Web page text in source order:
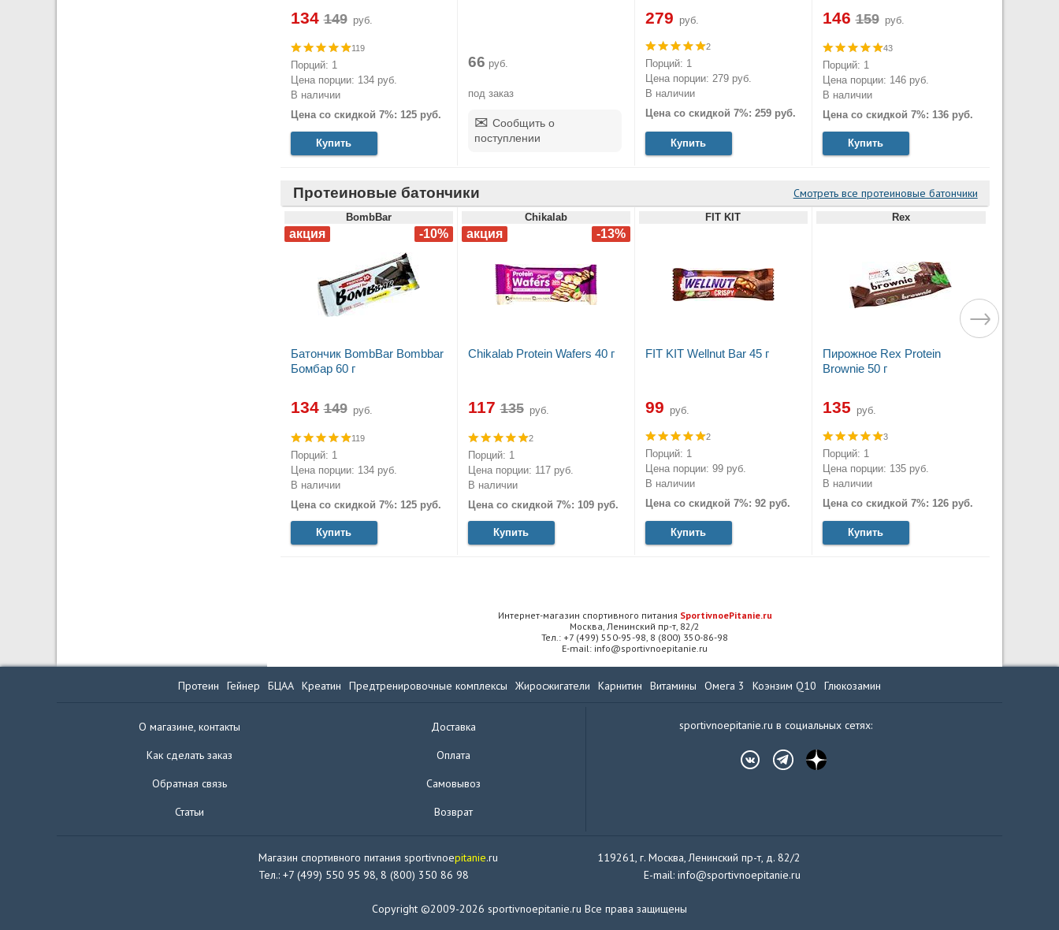
134 руб.
119
Порций: 1
Цена порции: 134 руб.
В наличии
Цена со скидкой 7%: 125 руб.
Купить
66 руб.
под заказ
Сообщить о
поступлении
279 руб.
2
Порций: 1
Цена порции: 279 руб.
В наличии
Цена со скидкой 7%: 259 руб.
Купить
146 руб.
43
Порций: 1
Цена порции: 146 руб.
В наличии
Цена со скидкой 7%: 136 руб.
Купить
Протеиновые батончики Смотреть все протеиновые батончики
BombBar
Батончик BombBar Bombbar
Бомбар 60 г
134 руб.
119
Порций: 1
Цена порции: 134 руб.
В наличии
Цена со скидкой 7%: 125 руб.
Купить
Chikalab
Chikalab Protein Wafers 40 г
117 руб.
2
Порций: 1
Цена порции: 117 руб.
В наличии
Цена со скидкой 7%: 109 руб.
Купить
FIT KIT
FIT KIT Wellnut Bar 45 г
99 руб.
2
Порций: 1
Цена порции: 99 руб.
В наличии
Цена со скидкой 7%: 92 руб.
Купить
Rex
Пирожное Rex Protein
Brownie 50 г
135 руб.
3
Порций: 1
Цена порции: 135 руб.
В наличии
Цена со скидкой 7%: 126 руб.
Купить
Интернет-магазин спортивного питания SportivnoePitanie.ru
Москва, Ленинский пр-т, 82/2
Тел.: +7 (499) 550-95-98, 8 (800) 350-86-98
E-mail: info@sportivnoepitanie.ru
Протеин Гейнер БЦАА Креатин Предтренировочные комплексы Жиросжигатели Карнитин Витамины Омега 3 Коэнзим Q10 Глюкозамин
О магазине, контакты
Как сделать заказ
Обратная связь
Статьи
Доставка
Оплата
Самовывоз
Возврат
sportivnoepitanie.ru в социальных сетях:
Магазин спортивного питания sportivnoepitanie.ru
Тел.: +7 (499) 550 95 98, 8 (800) 350 86 98
119261, г. Москва, Ленинский пр-т, д. 82/2
E-mail: info@sportivnoepitanie.ru
Copyright ©2009-2026 sportivnoepitanie.ru Все права защищены